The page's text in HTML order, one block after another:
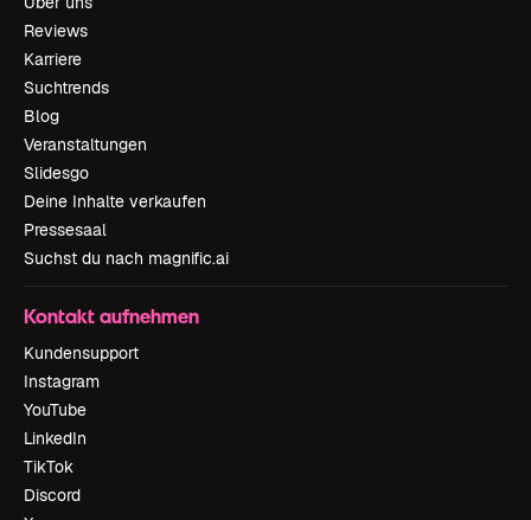
Reviews
Karriere
Suchtrends
Blog
Veranstaltungen
Slidesgo
Deine Inhalte verkaufen
Pressesaal
Suchst du nach magnific.ai
Kontakt aufnehmen
Kundensupport
Instagram
YouTube
LinkedIn
TikTok
Discord